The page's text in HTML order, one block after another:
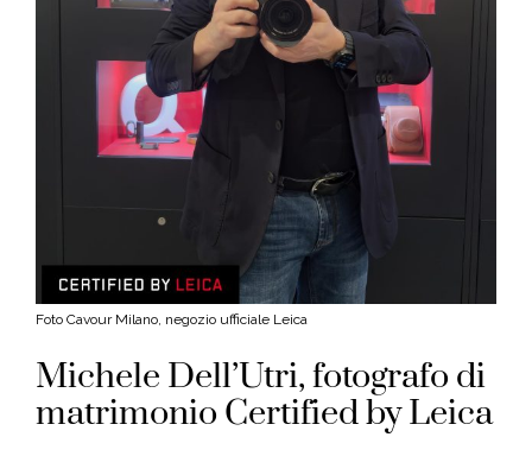
Foto Cavour Milano, negozio ufficiale Leica
Michele Dell’Utri, fotografo di
matrimonio Certified by Leica